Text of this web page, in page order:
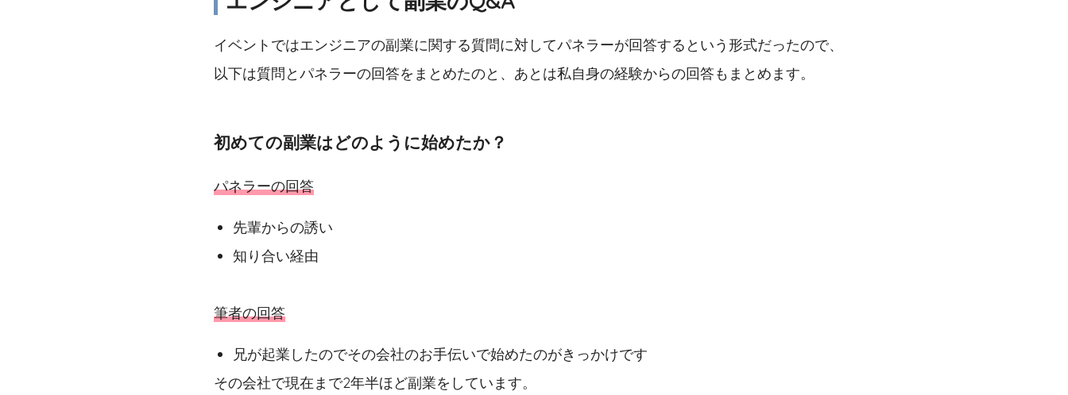
イベントではエンジニアの副業に関する質問に対してパネラーが回答するという形式だったので、
以下は質問とパネラーの回答をまとめたのと、あとは私自身の経験からの回答もまとめます。
初めての副業はどのように始めたか？
パネラーの回答
先輩からの誘い
知り合い経由
筆者の回答
兄が起業したのでその会社のお手伝いで始めたのがきっかけです
その会社で現在まで2年半ほど副業をしています。